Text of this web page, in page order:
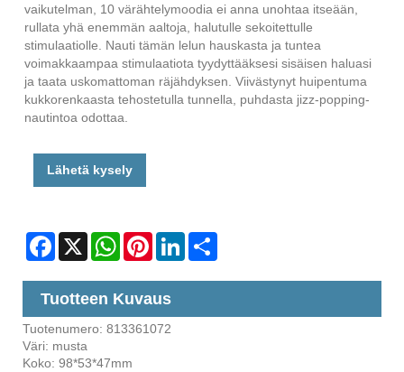
vaikutelman, 10 värähtelymoodia ei anna unohtaa itseään,
rullata yhä enemmän aaltoja, halutulle sekoitettulle
stimulaatiolle. Nauti tämän lelun hauskasta ja tuntea
voimakkaampaa stimulaatiota tyydyttääksesi sisäisen haluasi
ja taata uskomattoman räjähdyksen. Viivästynyt huipentuma
kukkorenkaasta tehostetulla tunnella, puhdasta jizz-popping-
nautintoa odottaa.
Lähetä kysely
Facebook
X WhatsAppPinterestLinkedIn
Tuotteen Kuvaus
Tuotenumero: 813361072
Väri: musta
Koko: 98*53*47mm